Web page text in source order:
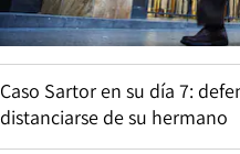
Caso Sartor en su día 7:
distanciarse de su hermano